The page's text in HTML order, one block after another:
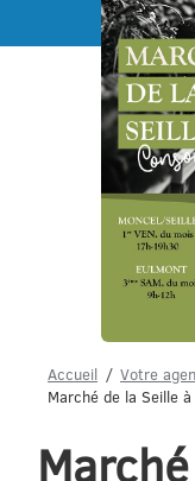
Accueil
Votre
Marché de la Seille